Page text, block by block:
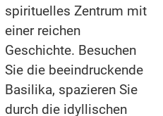
spirituelles Zentrum mit
einer reichen
Geschichte. Besuchen
Sie die beeindruckende
Basilika, spazieren Sie
durch die idyllischen